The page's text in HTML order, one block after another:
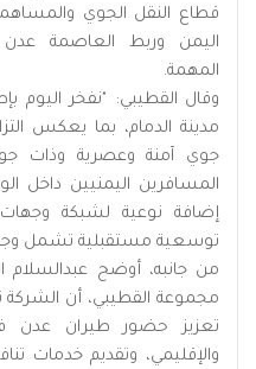
قطاع النقل الجوي
اليمن وربط العاصمة عدن
المهمة.
وقال القطيبي: "نفخر اليوم
مدينة الدمام، بما يعكس
جوي آمنة وعصرية وذات
المسافرين اليمنيين داخل
إضافة نوعية لشبكة
توسعية مستقبلية تشمل
من جانبه، أوضح عبدالسلام
مجموعة القطيبي، أن
تعزيز حضور طيران عدن
والإقليمي، وتقديم خدمات